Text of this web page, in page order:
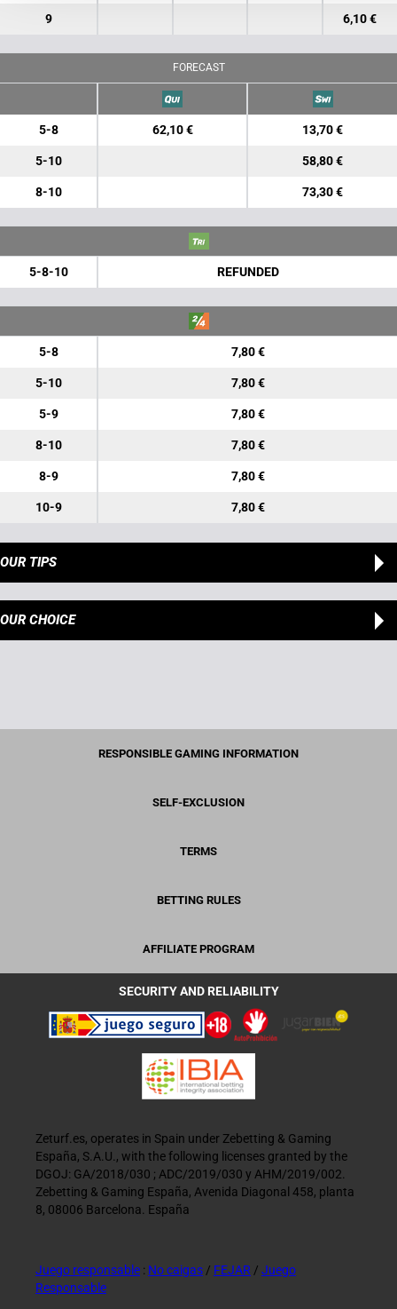
9 6,10 €
FORECAST
5-8 62,10 € 13,70 €
5-10 58,80 €
8-10 73,30 €
5-8-10 REFUNDED
5-8 7,80 €
5-10 7,80 €
5-9 7,80 €
8-10 7,80 €
8-9 7,80 €
10-9 7,80 €
OUR TIPS
OUR CHOICE
RESPONSIBLE GAMING INFORMATION
SELF-EXCLUSION
TERMS
BETTING RULES
AFFILIATE PROGRAM
SECURITY AND RELIABILITY
Zeturf.es, operates in Spain under Zebetting & Gaming
España, S.A.U., with the following licenses granted by the
DGOJ: GA/2018/030 ; ADC/2019/030 y AHM/2019/002.
Zebetting & Gaming España, Avenida Diagonal 458, planta
8, 08006 Barcelona. España
Juego responsable : No caigas / FEJAR / Juego
Responsable